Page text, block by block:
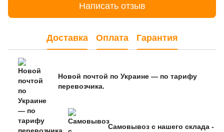
Написать отзыв
Доставка Оплата Гарантия
Новой почтой по Украине — по тарифу
перевозчика.
Самовывоз с нашего склада -